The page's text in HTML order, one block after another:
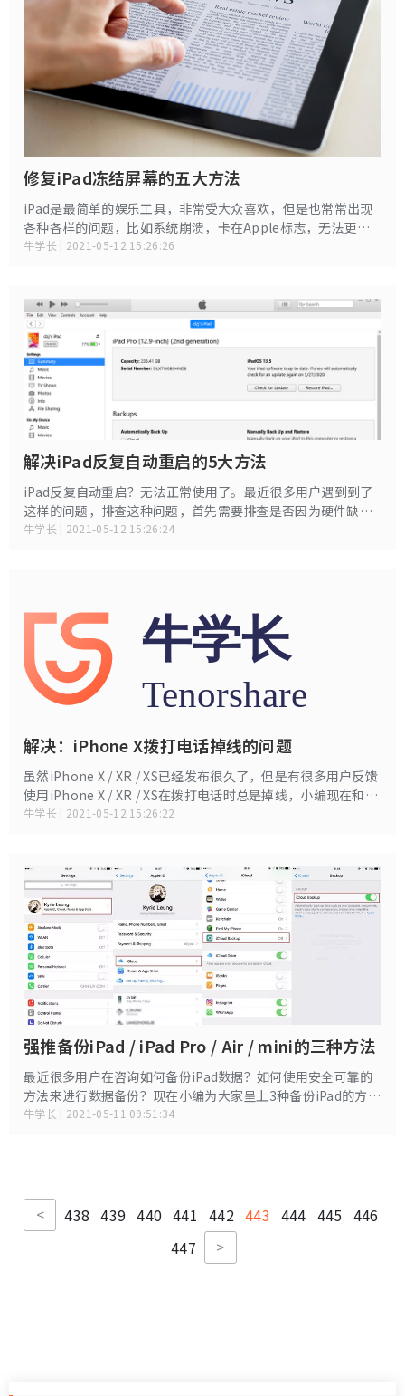
修复iPad冻结屏幕的五大方法
iPad是最简单的娱乐工具，非常受大众喜欢，但是也常常出现
各种各样的问题，比如系统崩溃，卡在Apple标志，无法更
新，iPad屏幕被冻结等。当您的iPad被冻结时，不管你怎么点
哦。
牛学长 | 2021-05-12 15:26:26
解决iPad反复自动重启的5大方法
iPad反复自动重启？无法正常使用了。最近很多用户遇到到了
这样的问题，排查这种问题，首先需要排查是否因为硬件缺陷
引起的，比如电池坏了，内部零件接触不良等。如果都不是，
牛学长 | 2021-05-12 15:26:24
解决：iPhone X拨打电话掉线的问题
虽然iPhone X / XR / XS已经发布很久了，但是有很多用户反馈
使用iPhone X / XR / XS在拨打电话时总是掉线，小编现在和大
家分享一些处理这类问题的方法。
牛学长 | 2021-05-12 15:26:22
强推备份iPad / iPad Pro / Air / mini的三种方法
最近很多用户在咨询如何备份iPad数据？如何使用安全可靠的
方法来进行数据备份？现在小编为大家呈上3种备份iPad的方
法。
牛学长 | 2021-05-11 09:51:34
< 438 439 440 441 442 443 444 445 446
447
>